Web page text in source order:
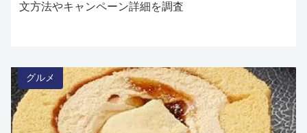
文方法やキャンペーン詳細を調査
グルメ